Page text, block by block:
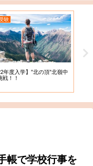
験
年度入学】”北の頂”北嶺中
戦！！
帳で学校行事を